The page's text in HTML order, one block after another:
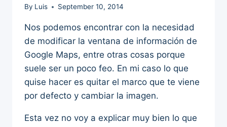
By Luis September 10, 2014
Nos podemos encontrar con la necesidad
de modificar la ventana de información de
Google Maps, entre otras cosas porque
suele ser un poco feo. En mi caso lo que
quise hacer es quitar el marco que te viene
por defecto y cambiar la imagen.
Esta vez no voy a explicar muy bien lo que